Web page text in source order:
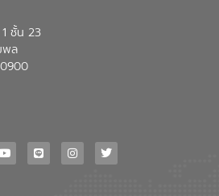
ใช้น้ำที่พุ่งสูงขึ้นจากการขยายตัวของ
การองค์การจัดการน้ำเสีย กล่าวถึงภารกิจ
เพื่อสนับสนุนการพัฒนาเมืองอย่างยั่งยืน
ขณะที่ นายบดินทร์ อุดล กรรมการผู้อำนวย
1 ชั้น 23
พล